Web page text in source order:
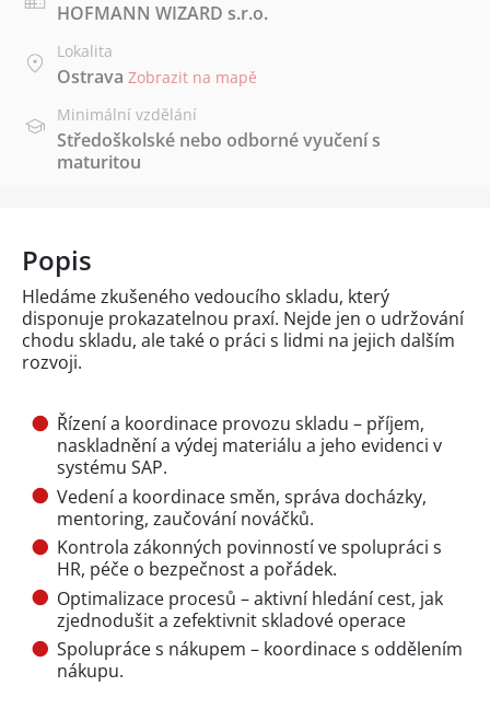
HOFMANN WIZARD s.r.o.
Lokalita
Ostrava Zobrazit na mapě
Minimální vzdělání
Středoškolské nebo odborné vyučení s
maturitou
Popis
Hledáme zkušeného vedoucího skladu, který
disponuje prokazatelnou praxí. Nejde jen o udržování
chodu skladu, ale také o práci s lidmi na jejich dalším
rozvoji.
Řízení a koordinace provozu skladu – příjem,
naskladnění a výdej materiálu a jeho evidenci v
systému SAP.
Vedení a koordinace směn, správa docházky,
mentoring, zaučování nováčků.
Kontrola zákonných povinností ve spolupráci s
HR, péče o bezpečnost a pořádek.
Optimalizace procesů – aktivní hledání cest, jak
zjednodušit a zefektivnit skladové operace
Spolupráce s nákupem – koordinace s oddělením
nákupu.